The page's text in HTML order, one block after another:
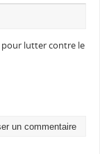
pour lutter contre le